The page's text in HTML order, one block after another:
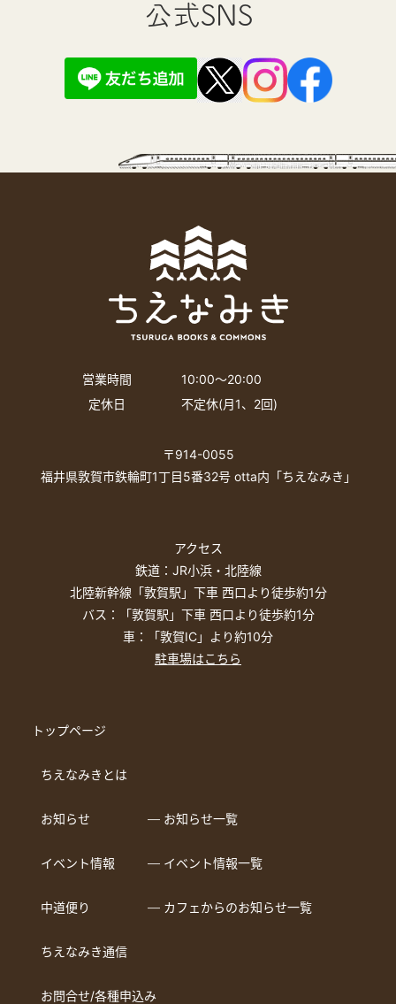
公式SNS
営業時間
10:00〜20:00
定休日
不定休(月1、2回)
〒914-0055
福井県敦賀市鉄輪町1丁目5番32号 otta内「ちえなみき」
アクセス
鉄道：JR小浜・北陸線
北陸新幹線「敦賀駅」下車 西口より徒歩約1分
バス：「敦賀駅」下車 西口より徒歩約1分
車：「敦賀IC」より約10分
駐車場はこちら
トップページ
ちえなみきとは
お知らせ ― お知らせ一覧
イベント情報 ― イベント情報一覧
中道便り ― カフェからのお知らせ一覧
ちえなみき通信
お問合せ/各種申込み